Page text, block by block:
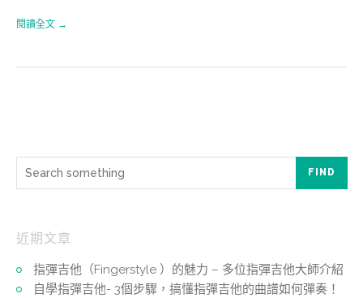
閱讀全文 →
FIND
近期文章
指彈吉他（Fingerstyle ）的魅力 – 多位指彈吉他大師介紹
自學指彈吉他- 3個步驟，搞懂指彈吉他的曲譜如何彈奏！